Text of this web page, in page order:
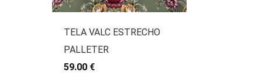
TELA VALC ESTRECHO
PALLETER
59.00 €